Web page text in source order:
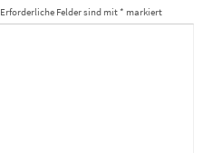
Erforderliche Felder sind mit* markiert